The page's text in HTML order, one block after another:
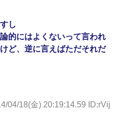
し
的にはよくないって言われ
ど、逆に言えばただそれだ
04/18(金) 20:19:14.59 ID:rVij